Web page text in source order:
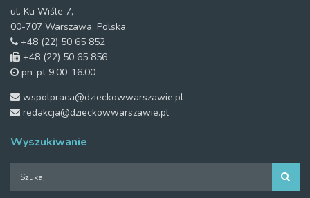
ul. Ku Wiśle 7,
00-707 Warszawa, Polska
+48 (22) 50 65 852
+48 (22) 50 65 856
pn-pt 9.00-16.00
wspolpraca@dzieckowwarszawie.pl
redakcja@dzieckowwarszawie.pl
Wyszukiwanie